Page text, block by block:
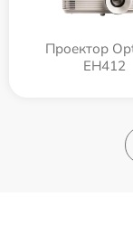
Проектор
EH412